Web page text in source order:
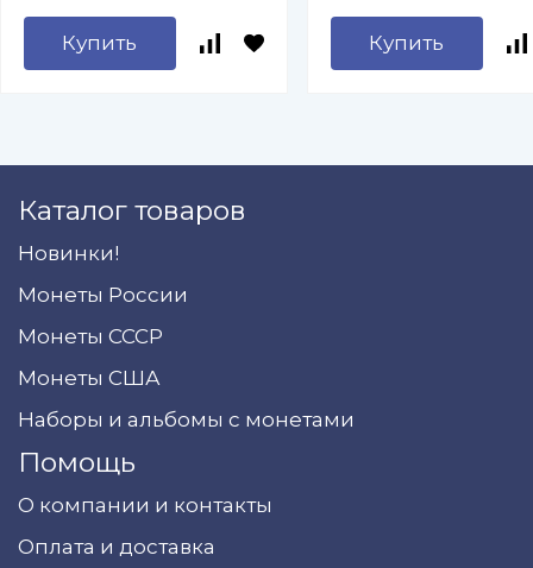
Купить Купить
Каталог товаров
Новинки!
Монеты России
Монеты СССР
Монеты США
Наборы и альбомы с монетами
Помощь
О компании и контакты
Оплата и доставка